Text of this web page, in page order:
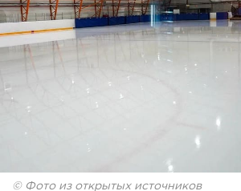
© Фото из открытых источников